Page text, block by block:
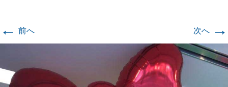
← 前へ 次へ →